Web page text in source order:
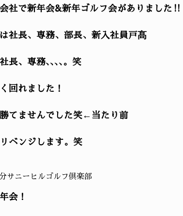
社で新年会&新年ゴルフ会がありました‼️
社長、専務、部長、新入社員戸髙
長、専務､､､､。笑
回れました！
てませんでした笑←当たり前
ベンジします。笑
サニーヒルゴルフ倶楽部
会！